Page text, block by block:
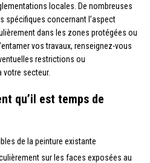
locales. De nombreuses
spécifiques concernant l’aspect
dans les zones protégées ou
vos travaux, renseignez-vous
restrictions ou
secteur.
qu’il est temps de
de la peinture existante
sur les faces exposées au